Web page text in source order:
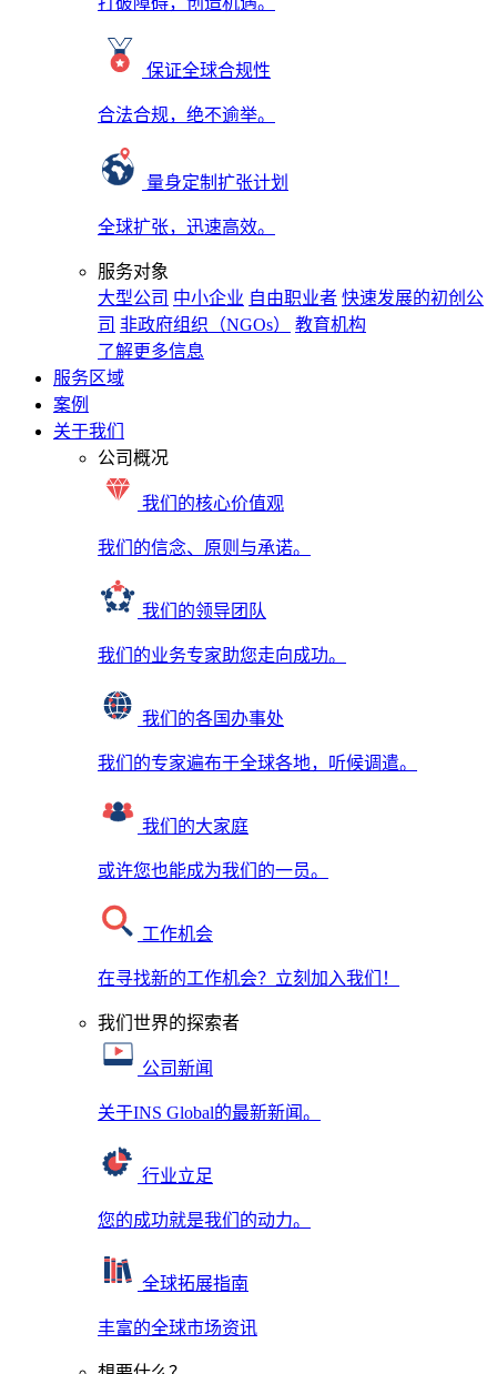
保证全球合规性
合法合规，绝不逾举。
量身定制扩张计划
全球扩张，迅速高效。
服务对象
大型公司 中小企业 自由职业者 快速发展的初创公
司 非政府组织（NGOs）
教育机构
了解更多信息
服务区域
案例
关于我们
公司概况
我们的核心价值观
我们的信念、原则与承诺。
我们的领导团队
我们的业务专家助您走向成功。
我们的各国办事处
我们的专家遍布于全球各地，听候调遣。
我们的大家庭
或许您也能成为我们的一员。
工作机会
在寻找新的工作机会？立刻加入我们！
我们世界的探索者
公司新闻
关于INS Global的最新新闻。
行业立足
您的成功就是我们的动力。
全球拓展指南
丰富的全球市场资讯